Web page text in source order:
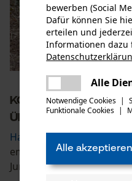
KOX unterstützt
über 40 Jahren!
Handsägen,Motorsägen
empfohlenen Werkzeuge,
Jungbestandspflege geht.
bewerben (Social
Dafür können Sie
erteilen und
Informationen dazu
Alle
Notwendige Cookies |
Funktionale Cookies |
Alle akzeptieren
Es ist ein Fehler
versuchen Sie
mail